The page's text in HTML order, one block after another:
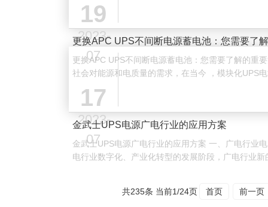
19
2023-
07
更换APC UPS不间断电源蓄电池：您需要了
更换APC UPS不间断电源蓄电池：您需要了解的重
社会对能源和电质量的需求，在当今 ，模块化UPS
17
2023-
07
金武士UPS电源广电行业的应用方案
金武士UPS电源广电行业的应用方案 一、广电行业电力保障的需求背景 当前广
电行业数字化、产业化转型的发展阶段，广电行业
共235条 当前1/24页 首页 前一页